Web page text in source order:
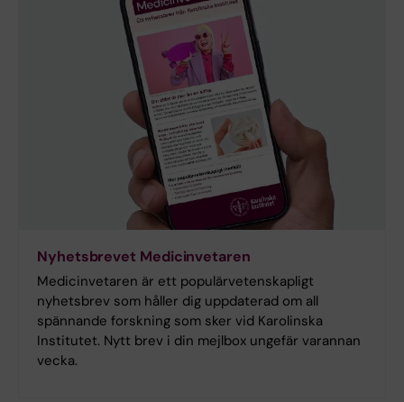
Nyhetsbrevet Medicinvetaren
Medicinvetaren är ett populärvetenskapligt
nyhetsbrev som håller dig uppdaterad om all
spännande forskning som sker vid Karolinska
Institutet. Nytt brev i din mejlbox ungefär varannan
vecka.